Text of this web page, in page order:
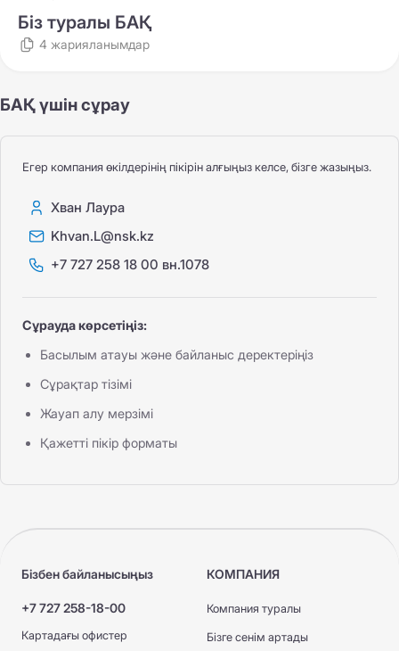
Біз туралы БАҚ
4 жарияланымдар
БАҚ үшін сұрау
Егер компания өкілдерінің пікірін алғыңыз келсе, бізге жазыңыз.
Хван Лаура
Khvan.L@nsk.kz
+7 727 258 18 00 вн.1078
Сұрауда көрсетіңіз:
Басылым атауы және байланыс деректеріңіз
Сұрақтар тізімі
Жауап алу мерзімі
Қажетті пікір форматы
Бізбен байланысыңыз
+7 727 258-18-00
Картадағы офистер
КОМПАНИЯ
Компания туралы
Бізге сенім артады